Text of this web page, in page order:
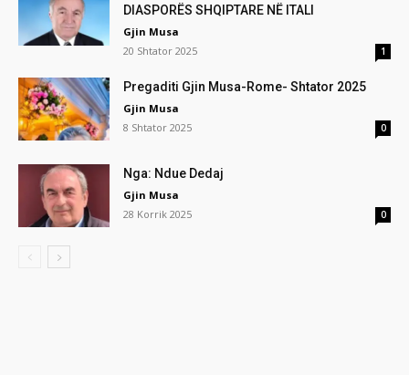
DIASPORËS SHQIPTARE NË ITALI
Gjin Musa
20 Shtator 2025
1
Pregaditi Gjin Musa-Rome- Shtator 2025
Gjin Musa
8 Shtator 2025
0
Nga: Ndue Dedaj
Gjin Musa
28 Korrik 2025
0